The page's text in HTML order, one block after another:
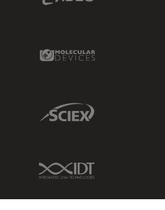
Molecular Devices Link
Sciex Link
IDT Link